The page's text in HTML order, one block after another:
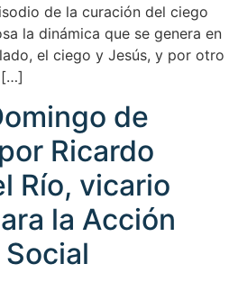
de la curación del ciego
la dinámica que se genera en
el ciego y Jesús, y por otro
[…]
de
Ricardo
Río, vicario
la Acción